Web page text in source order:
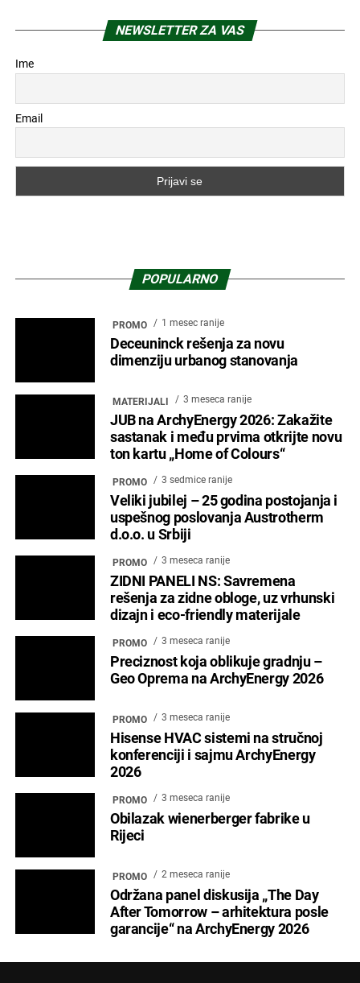
NEWSLETTER ZA VAS
Ime
Email
POPULARNO
PROMO 1 mesec ranije
Deceuninck rešenja za novu
dimenziju urbanog stanovanja
MATERIJALI 3 meseca ranije
JUB na ArchyEnergy 2026: Zakažite
sastanak i među prvima otkrijte novu
ton kartu „Home of Colours“
PROMO 3 sedmice ranije
Veliki jubilej – 25 godina postojanja i
uspešnog poslovanja Austrotherm
d.o.o. u Srbiji
PROMO 3 meseca ranije
ZIDNI PANELI NS: Savremena
rešenja za zidne obloge, uz vrhunski
dizajn i eco-friendly materijale
PROMO 3 meseca ranije
Preciznost koja oblikuje gradnju –
Geo Oprema na ArchyEnergy 2026
PROMO 3 meseca ranije
Hisense HVAC sistemi na stručnoj
konferenciji i sajmu ArchyEnergy
2026
PROMO 3 meseca ranije
Obilazak wienerberger fabrike u
Rijeci
PROMO 2 meseca ranije
Održana panel diskusija „The Day
After Tomorrow – arhitektura posle
garancije“ na ArchyEnergy 2026